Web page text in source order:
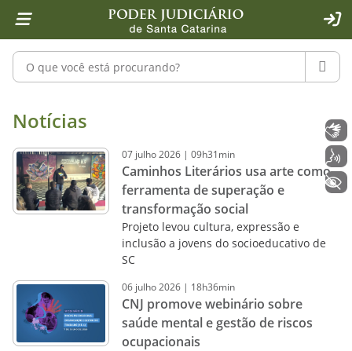
1 Ir para o conteúdo
2 Ir para a ferramenta de acessibilidade - Rybená
4 Ir para o menu principal
5 Ir para a pesquisa
6 Ir para o rodapé
7 Ir para a página inicial
Pesquisar no portal
Notícias - Imprensa - Poder
Notícias
07 julho2026 | 09h31min
Caminhos Literários usa arte como
ferramenta de superação e
transformação social
Projeto levou cultura, expressão e
inclusão a jovens do socioeducativo de
SC
06 julho2026 | 18h36min
CNJ promove webinário sobre
saúde mental e gestão de riscos
ocupacionais
+ Acessibilidade